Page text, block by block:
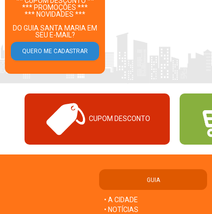
*** PROMOÇÕES ***
*** NOVIDADES ***
DO GUIA SANTA MARIA EM
SEU E-MAIL?
CUPOM DESCONTO
GUIA
• A CIDADE
• NOTÍCIAS